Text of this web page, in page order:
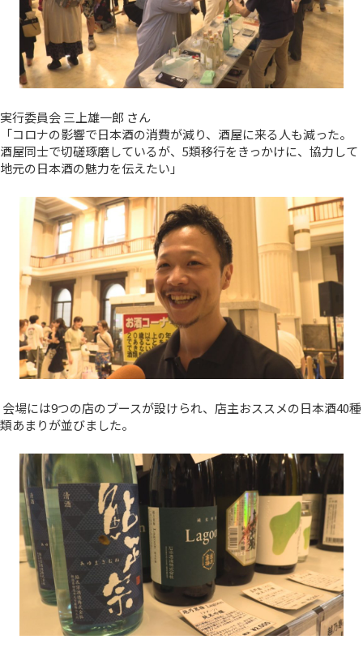
実行委員会 三上雄一郎 さん
「コロナの影響で日本酒の消費が減り、酒屋に来る人も減った。
酒屋同士で切磋琢磨しているが、5類移行をきっかけに、協力して
地元の日本酒の魅力を伝えたい」
会場には9つの店のブースが設けられ、店主おススメの日本酒40種
類あまりが並びました。